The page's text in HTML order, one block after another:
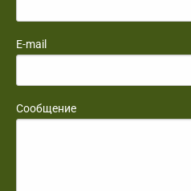
E-mail
Сообщение